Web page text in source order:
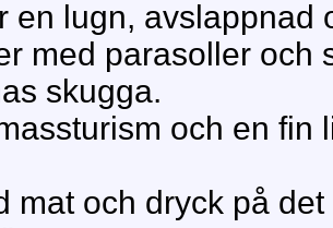
en lugn, avslappnad
med parasoller och
skugga.
och en fin
mat och dryck på